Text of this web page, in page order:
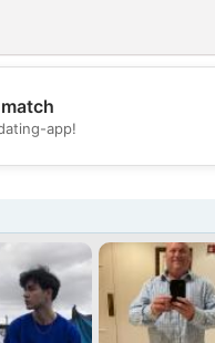
app!